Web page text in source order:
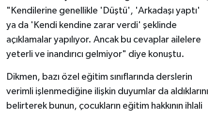
"Kendilerine genellikle 'Düştü', 'Arkadaşı yaptı'
ya da 'Kendi kendine zarar verdi' şeklinde
açıklamalar yapılıyor. Ancak bu cevaplar ailelere
yeterli ve inandırıcı gelmiyor" diye konuştu.
Dikmen, bazı özel eğitim sınıflarında derslerin
verimli işlenmediğine ilişkin duyumlar da aldıklarını
belirterek bunun, çocukların eğitim hakkının ihlali